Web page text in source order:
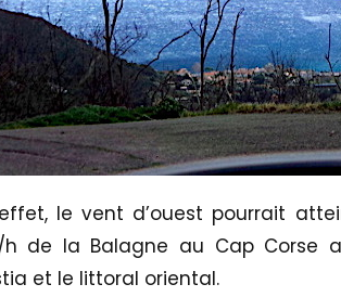
le vent d’ouest pourrait
h de la Balagne au Cap Corse
et le littoral oriental.